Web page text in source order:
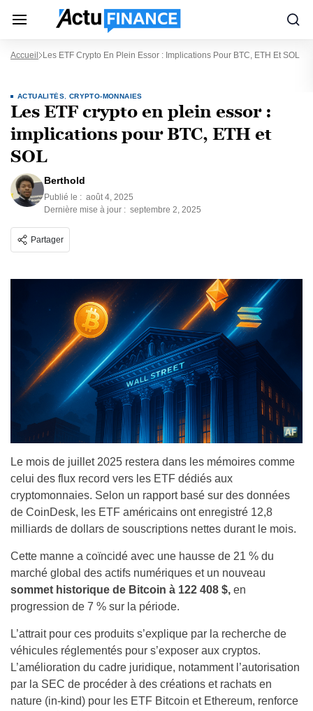
Accueil Les ETF Crypto En Plein Essor : Implications Pour BTC, ETH Et SOL
ACTUALITÉS CRYPTO-MONNAIES
Les ETF crypto en plein essor :
implications pour BTC, ETH et
SOL
Berthold
Publié le : août 4, 2025
Dernière mise à jour : septembre 2, 2025
Partager
Le mois de juillet 2025 restera dans les mémoires comme
celui des flux record vers les ETF dédiés aux
cryptomonnaies. Selon un rapport basé sur des données
de CoinDesk, les ETF américains ont enregistré 12,8
milliards de dollars de souscriptions nettes durant le mois.
Cette manne a coïncidé avec une hausse de 21 % du
marché global des actifs numériques et un nouveau
sommet historique de Bitcoin à 122 408 $, en
progression de 7 % sur la période.
L’attrait pour ces produits s’explique par la recherche de
véhicules réglementés pour s’exposer aux cryptos.
L’amélioration du cadre juridique, notamment l’autorisation
par la SEC de procéder à des créations et rachats en
nature (in-kind) pour les ETF Bitcoin et Ethereum, renforce